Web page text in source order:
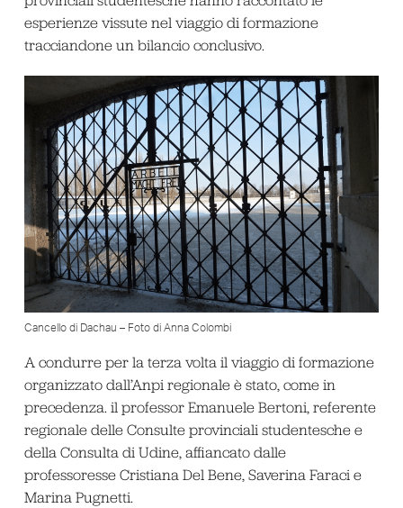
esperienze vissute nel viaggio di formazione
tracciandone un bilancio conclusivo.
Cancello di Dachau – Foto di Anna Colombi
A condurre per la terza volta il viaggio di formazione
organizzato dall’Anpi regionale è stato, come in
precedenza. il professor Emanuele Bertoni, referente
regionale delle Consulte provinciali studentesche e
della Consulta di Udine, affiancato dalle
professoresse Cristiana Del Bene, Saverina Faraci e
Marina Pugnetti.